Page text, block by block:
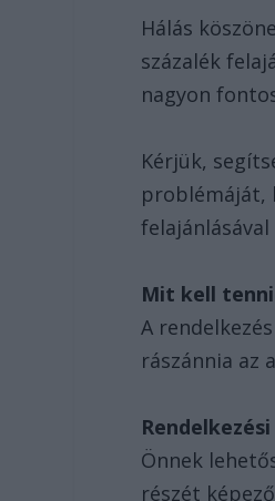
Hálás
százalék
nagyon
Kérjük,
problémáját,
Mit kell
A
rászánnia az
Önnek
részét